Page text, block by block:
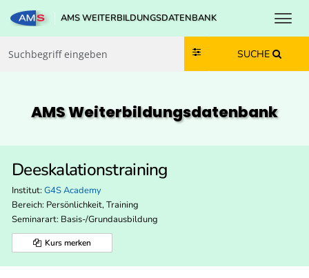
Zum Inhalt springen
Zum Navmenü springen
Zur Suche springen
Zur Footer springen
AMS WEITERBILDUNGSDATENBANK
SUCHE
AMS Weiterbildungs­datenbank
Deeskalationstraining
Institut: G4S Academy
Bereich: Persönlichkeit, Training
Seminarart: Basis-/Grundausbildung
Kurs merken